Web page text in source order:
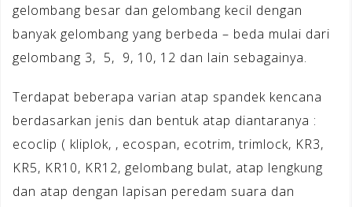
gelombang besar dan gelombang kecil dengan
banyak gelombang yang berbeda – beda mulai dari
gelombang 3, 5, 9, 10, 12 dan lain sebagainya.
Terdapat beberapa varian atap spandek kencana
berdasarkan jenis dan bentuk atap diantaranya :
ecoclip ( kliplok, , ecospan, ecotrim, trimlock, KR3,
KR5, KR10, KR12, gelombang bulat, atap lengkung
dan atap dengan lapisan peredam suara dan